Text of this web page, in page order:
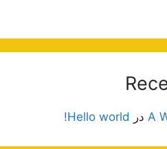
A در Hello world!